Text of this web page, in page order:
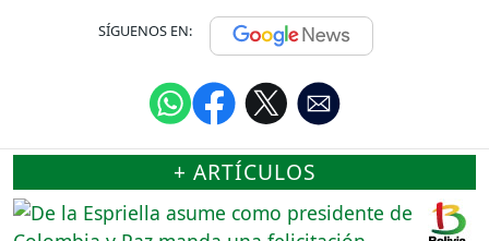
SÍGUENOS EN:
+ ARTÍCULOS